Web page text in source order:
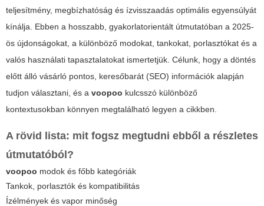
teljesítmény, megbízhatóság és ízvisszaadás optimális egyensúlyát
kínálja. Ebben a hosszabb, gyakorlatorientált útmutatóban a 2025-
ös újdonságokat, a különböző modokat, tankokat, porlasztókat és a
valós használati tapasztalatokat ismertetjük. Célunk, hogy a döntés
előtt álló vásárló pontos, keresőbarát (SEO) információk alapján
tudjon választani, és a voopoo kulcsszó különböző
kontextusokban könnyen megtalálható legyen a cikkben.
A rövid lista: mit fogsz megtudni ebből a részletes
útmutatóból?
voopoo modok és főbb kategóriák
Tankok, porlasztók és kompatibilitás
Ízélmények és vapor minőség